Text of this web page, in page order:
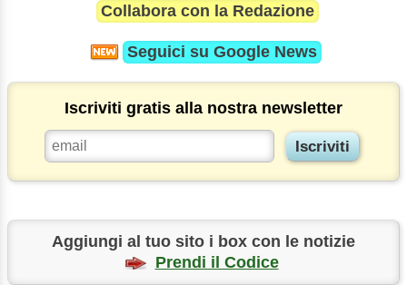
Collabora con la Redazione
Seguici su Google News
Iscriviti gratis alla nostra newsletter
Aggiungi al tuo sito i box con le notizie
Prendi il Codice